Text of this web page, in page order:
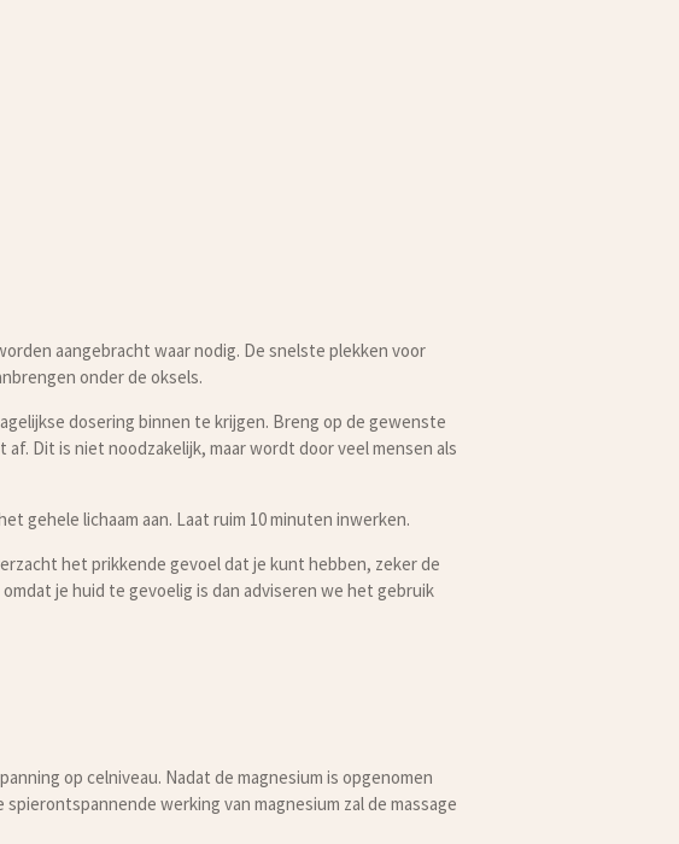
aangebracht waar nodig. De snelste plekken voor
onder de oksels.
dosering binnen te krijgen. Breng op de gewenste
Dit is niet noodzakelijk, maar wordt door veel mensen als
gehele lichaam aan. Laat ruim 10 minuten inwerken.
het prikkende gevoel dat je kunt hebben, zeker de
je huid te gevoelig is dan adviseren we het gebruik
op celniveau. Nadat de magnesium is opgenomen
werking van magnesium zal de massage